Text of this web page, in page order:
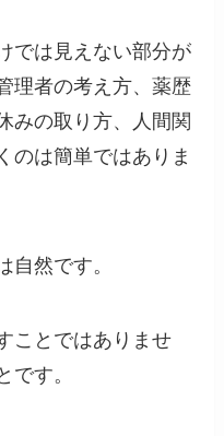
では見えない部分が
理者の考え方、薬歴
みの取り方、人間関
のは簡単ではありま
自然です。
ことではありませ
です。